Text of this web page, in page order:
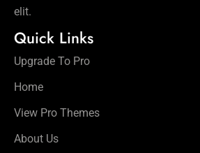
elit.
Quick Links
Upgrade To Pro
Home
View Pro Themes
About Us